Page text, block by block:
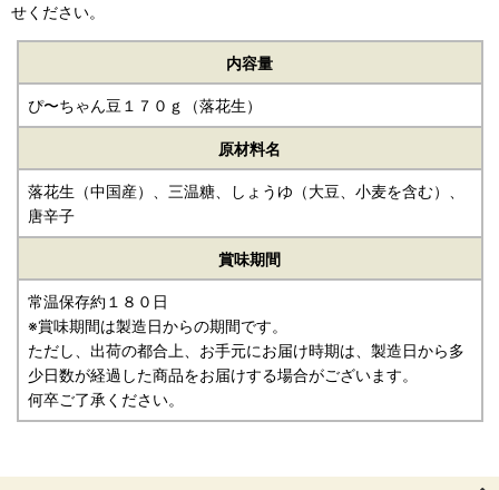
せください。
内容量
ぴ〜ちゃん豆１７０ｇ（落花生）
原材料名
落花生（中国産）、三温糖、しょうゆ（大豆、小麦を含む）、
唐辛子
賞味期間
常温保存約１８０日
※賞味期間は製造日からの期間です。
ただし、出荷の都合上、お手元にお届け時期は、製造日から多
少日数が経過した商品をお届けする場合がございます。
何卒ご了承ください。